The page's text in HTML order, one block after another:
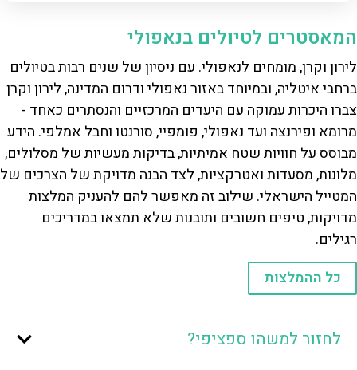
המאסטרים לטיולים בנאפולי
לירון וקרן, מומחים לנאפולי. עם ניסיון של שנים רבות בטיולים
ברחבי איטליה, ובמיוחד באזור נאפולי ודרום המדינה, לירון וקרן
צברו היכרות עמוקה עם היעדים המרכזיים והנסתרים כאחד -
מרומא ופירנצה ועד נאפולי, פומפיי, סורנטו וחבל אמלפי. הידע
מבוסס על חוויות שטח אמיתיות, בדיקות מעשיות של מסלולים,
מלונות, מסעדות ואטרקציות, לצד הבנה מדויקת של הצרכים של
המטייל הישראלי. שילוב זה מאפשר להם להעניק המלצות
מדויקות, טיפים חשובים ותובנות שלא תמצאו במדריכים
רגילים.
כל ההמלצות
לחזור למשהו ספציפי?